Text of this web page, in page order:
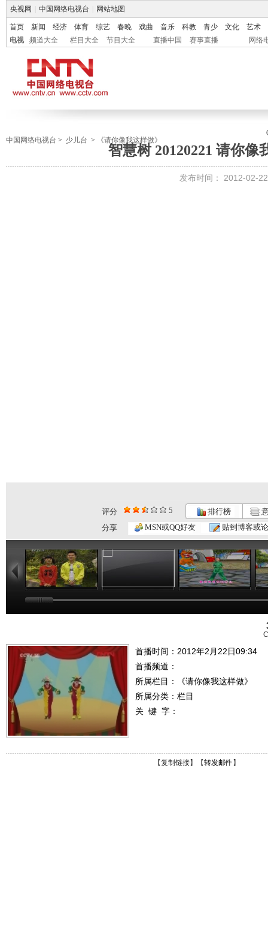
央视网 中国网络电视台 网站地图
首页 新闻 经济 体育 综艺 春晚 戏曲 音乐 科教 青少 文化
艺术
电视
频道大全 栏目大全 节目大全 直播中国 赛事直播 网络
中国网络电视台 > 少儿台 > 《请你像我这样做》
智慧树 20120221 请你像
发布时间： 2012-02-
评分 5 排行榜
分享
MSN或QQ好友 贴到博客或
02:32
[智慧树]《...
01:40
[智慧树]《...
01:40
首播时间：2012年2月22日09:34
首播频道：
所属栏目：
《请你像我这样做》
所属分类：栏目
关 键 字：
【复制链接】【转发邮件 】